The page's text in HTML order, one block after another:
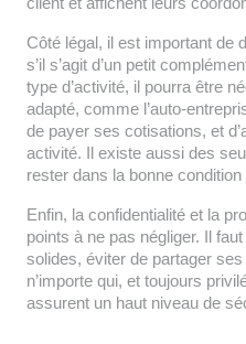
client et affichent leurs
Côté légal, il est important de
s’il s’agit d’un petit
type d’activité, il pourra être
adapté, comme l’auto-
de payer ses cotisations, et
activité. Il existe aussi des
rester dans la bonne condition
Enfin, la confidentialité et la
points à ne pas négliger. Il
solides, éviter de partager
n’importe qui, et toujours
assurent un haut niveau de